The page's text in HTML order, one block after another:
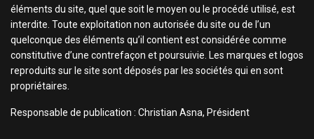
éléments du site, quel que soit le moyen ou le procédé utilisé, est
interdite. Toute exploitation non autorisée du site ou de l’un
quelconque des éléments qu’il contient est considérée comme
constitutive d’une contrefaçon et poursuivie. Les marques et logos
reproduits sur le site sont déposés par les sociétés qui en sont
propriétaires.
Responsable de publication : Christian Asna, Président